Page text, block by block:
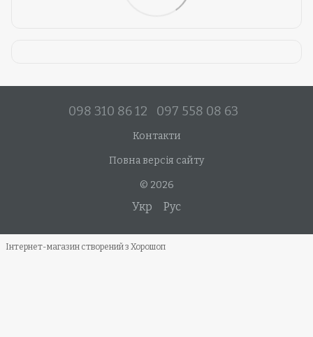
098 310 86 12 097 558 08 63
Контакти
Повна версія сайту
© 2026
Укр Рус
Інтернет-магазин створений з Хорошоп